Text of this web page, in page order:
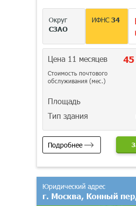
Округ
СЗАО
ИФНС34
Цена 11 месяцев 45
Стоимость почтового
обслуживания (мес.)
Площадь
Тип здания
Подробнее
Юридический адрес
г. Москва, Конный